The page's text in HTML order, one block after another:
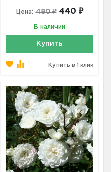
Цена: 480 ₽ 440 ₽
В наличии
Купить
Купить в 1 клик